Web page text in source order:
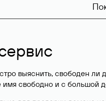
выяснить, свободен
имя свободно и с большой